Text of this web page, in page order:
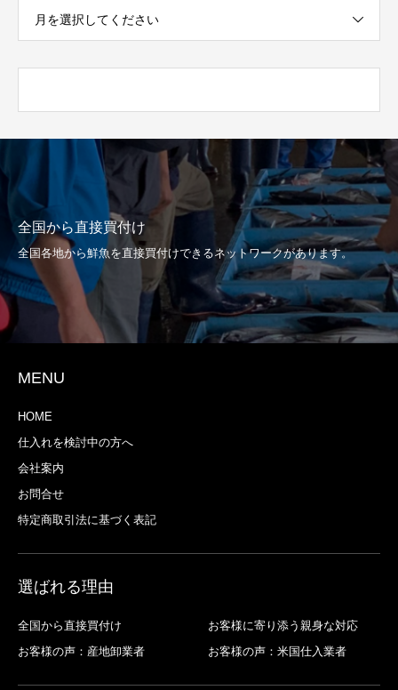
月を選択してください
全国から直接買付け
全国各地から鮮魚を直接買付けできるネットワークがあります。
MENU
HOME
仕入れを検討中の方へ
会社案内
お問合せ
特定商取引法に基づく表記
選ばれる理由
全国から直接買付け
お客様に寄り添う親身な対応
お客様の声：産地卸業者
お客様の声：米国仕入業者